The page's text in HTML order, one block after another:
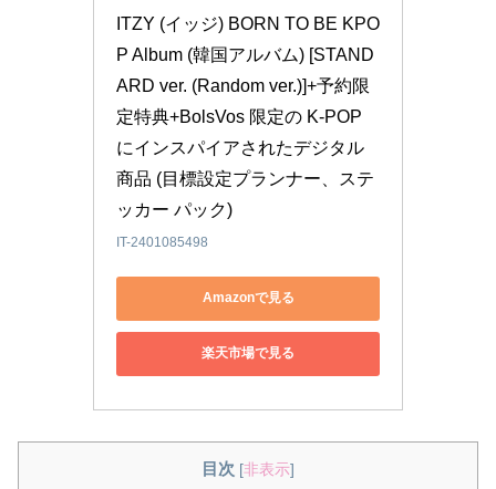
ITZY (イッジ) BORN TO BE KPO
P Album (韓国アルバム) [STAND
ARD ver. (Random ver.)]+予約限
定特典+BolsVos 限定の K-POP
にインスパイアされたデジタル
商品 (目標設定プランナー、ステ
ッカー パック)
IT-2401085498
Amazonで見る
楽天市場で見る
目次 [非表示]